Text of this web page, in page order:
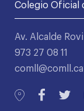
Colegio Oficial
Av. Alcalde
973 27 08 11